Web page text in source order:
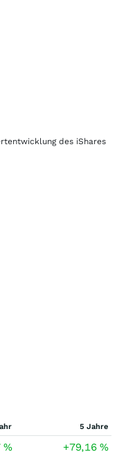
des iShares
5 Jahre
% +79,16%